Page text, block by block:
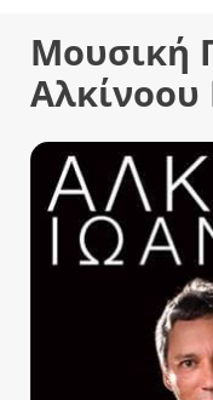
Μουσική
Αλκίνοου